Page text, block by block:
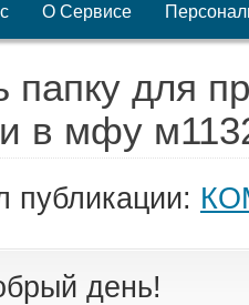
О Сервисе
папку для
в мфу
публикации:
день!